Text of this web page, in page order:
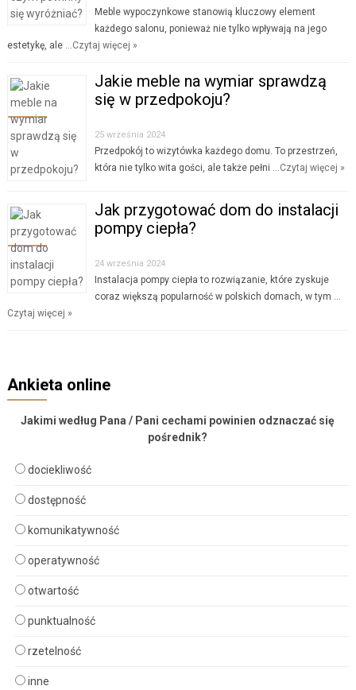
Meble wypoczynkowe stanowią kluczowy element
każdego salonu, ponieważ nie tylko wpływają na jego
estetykę, ale …Czytaj więcej »
Jakie meble na wymiar sprawdzą
się w przedpokoju?
25 września 2024
Przedpokój to wizytówka każdego domu. To przestrzeń,
która nie tylko wita gości, ale także pełni …Czytaj więcej »
Jak przygotować dom do instalacji
pompy ciepła?
24 września 2024
Instalacja pompy ciepła to rozwiązanie, które zyskuje
coraz większą popularność w polskich domach, w tym …
Czytaj więcej »
Ankieta online
Jakimi według Pana / Pani cechami powinien odznaczać się
pośrednik?
dociekliwość
dostępność
komunikatywność
operatywność
otwartość
punktualność
rzetelność
inne